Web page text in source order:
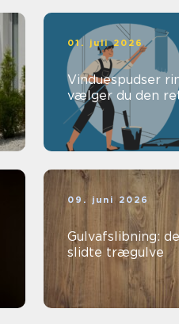
01. juli 2026
Vinduespudser
vælger du den
09. juni 2026
Gulvafslibning:
slidte trægulve